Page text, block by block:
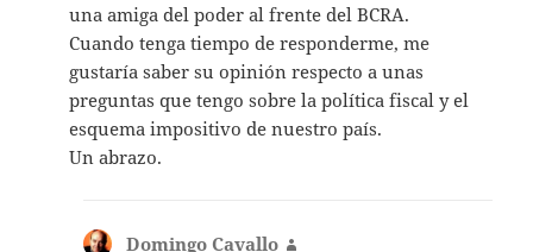
una amiga del poder al frente del BCRA.
Cuando tenga tiempo de responderme, me
gustaría saber su opinión respecto a unas
preguntas que tengo sobre la política fiscal y el
esquema impositivo de nuestro país.
Un abrazo.
Domingo Cavallo